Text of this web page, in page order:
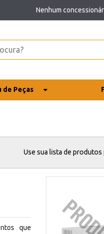
Nenhum
de Peças
Use sua lista de produtos
que